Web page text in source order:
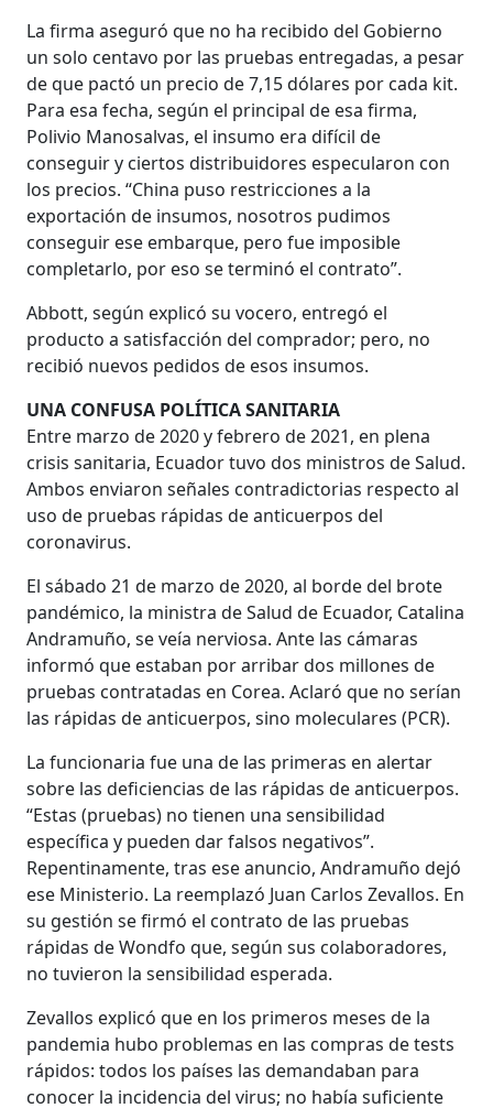
La firma aseguró que no ha recibido del Gobierno
un solo centavo por las pruebas entregadas, a pesar
de que pactó un precio de 7,15 dólares por cada kit.
Para esa fecha, según el principal de esa firma,
Polivio Manosalvas, el insumo era difícil de
conseguir y ciertos distribuidores especularon con
los precios. “China puso restricciones a la
exportación de insumos, nosotros pudimos
conseguir ese embarque, pero fue imposible
completarlo, por eso se terminó el contrato”.
Abbott, según explicó su vocero, entregó el
producto a satisfacción del comprador; pero, no
recibió nuevos pedidos de esos insumos.
UNA CONFUSA POLÍTICA SANITARIA
Entre marzo de 2020 y febrero de 2021, en plena
crisis sanitaria, Ecuador tuvo dos ministros de Salud.
Ambos enviaron señales contradictorias respecto al
uso de pruebas rápidas de anticuerpos del
coronavirus.
El sábado 21 de marzo de 2020, al borde del brote
pandémico, la ministra de Salud de Ecuador, Catalina
Andramuño, se veía nerviosa. Ante las cámaras
informó que estaban por arribar dos millones de
pruebas contratadas en Corea. Aclaró que no serían
las rápidas de anticuerpos, sino moleculares (PCR).
La funcionaria fue una de las primeras en alertar
sobre las deficiencias de las rápidas de anticuerpos.
“Estas (pruebas) no tienen una sensibilidad
específica y pueden dar falsos negativos”.
Repentinamente, tras ese anuncio, Andramuño dejó
ese Ministerio. La reemplazó Juan Carlos Zevallos. En
su gestión se firmó el contrato de las pruebas
rápidas de Wondfo que, según sus colaboradores,
no tuvieron la sensibilidad esperada.
Zevallos explicó que en los primeros meses de la
pandemia hubo problemas en las compras de tests
rápidos: todos los países las demandaban para
conocer la incidencia del virus; no había suficiente